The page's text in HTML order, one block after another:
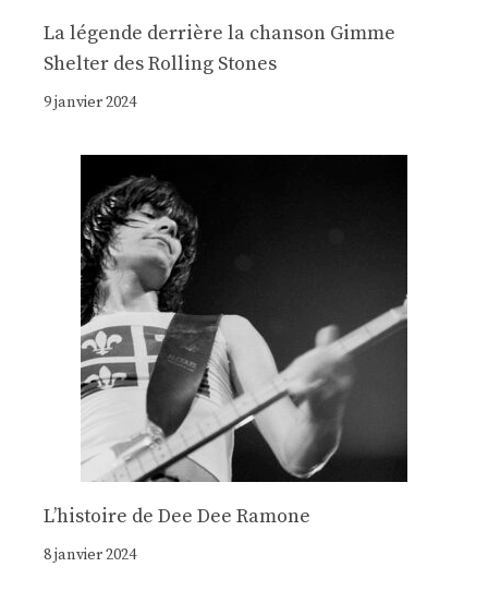
La légende derrière la chanson Gimme
Shelter des Rolling Stones
9 janvier 2024
Lʼhistoire de Dee Dee Ramone
8 janvier 2024